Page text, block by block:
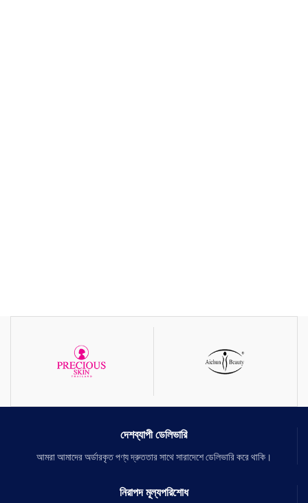
দেশব্যাপী ডেলিভারি
আমরা আমাদের অর্ডারকৃত পণ্য দ্রুততার সাথে সারাদেশে ডেলিভারি করে থাকি।
নিরাপদ মূল্যপরিশোধ